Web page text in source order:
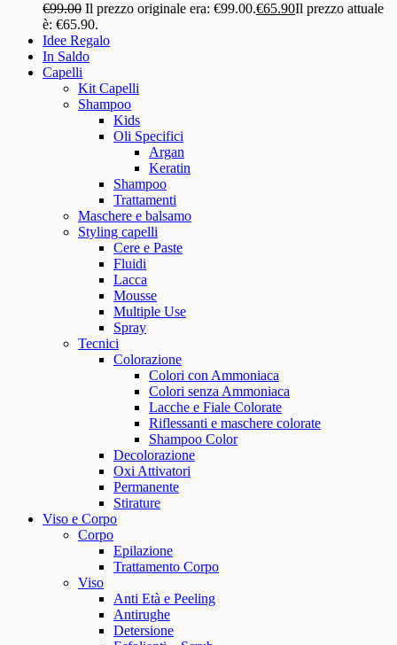
€99.00 Il prezzo originale era: €99.00.€65.90Il prezzo attuale
è: €65.90.
Idee Regalo
In Saldo
Capelli
Kit Capelli
Shampoo
Kids
Oli Specifici
Argan
Keratin
Shampoo
Trattamenti
Maschere e balsamo
Styling capelli
Cere e Paste
Fluidi
Lacca
Mousse
Multiple Use
Spray
Tecnici
Colorazione
Colori con Ammoniaca
Colori senza Ammoniaca
Lacche e Fiale Colorate
Riflessanti e maschere colorate
Shampoo Color
Decolorazione
Oxi Attivatori
Permanente
Stirature
Viso e Corpo
Corpo
Epilazione
Trattamento Corpo
Viso
Anti Età e Peeling
Antirughe
Detersione